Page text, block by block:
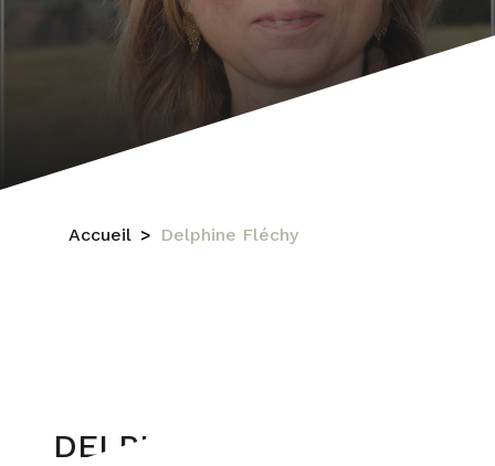
Accueil Delphine Fléchy
DELPHINE FLÉCHY